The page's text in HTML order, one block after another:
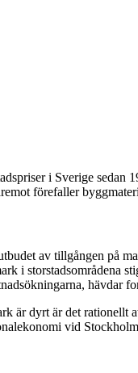
i Sverige sedan
förefaller
av tillgången på
i storstadsområdena
hävdar
är dyrt är det rationellt
vid